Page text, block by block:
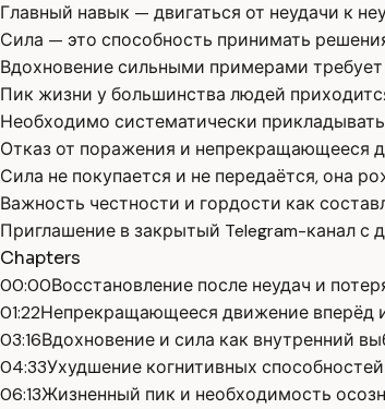
Главный навык — двигаться от неудачи к
Сила — это способность принимать
Вдохновение сильными примерами
Пик жизни у большинства людей
Необходимо систематически
Отказ от поражения и непрекращающееся
Сила не покупается и не передаётся, она
Важность честности и гордости как
Приглашение в закрытый Telegram-канал с
Chapters
00:00Восстановление после неудач и
01:22Непрекращающееся движение вперёд
03:16Вдохновение и сила как внутренний
04:33Ухудшение когнитивных
06:13Жизненный пик и необходимость